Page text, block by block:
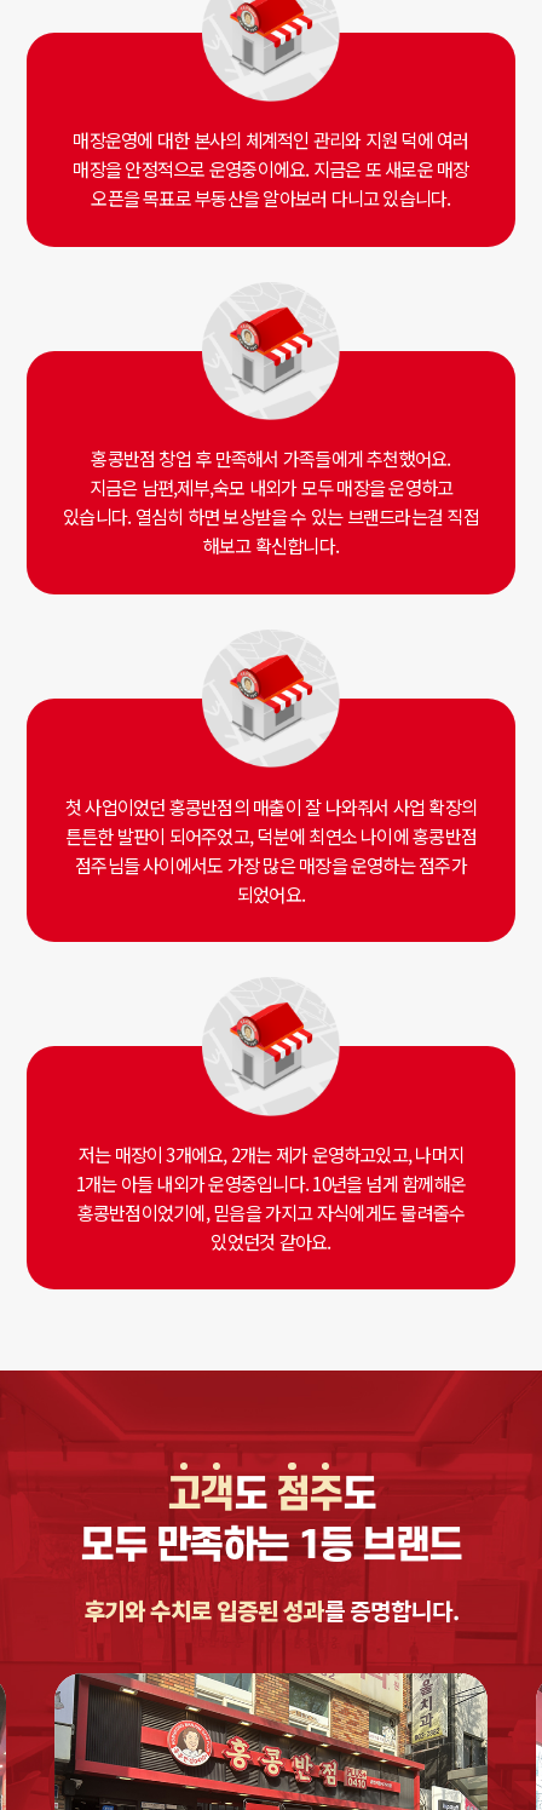
매장운영에 대한 본사의 체계적인 관리와 지원 덕에 여러
매장을 안정적으로 운영중이에요. 지금은 또 새로운 매장
오픈을 목표로 부동산을 알아보러 다니고 있습니다.
홍콩반점 창업 후 만족해서 가족들에게 추천했어요.
지금은 남편,제부,숙모 내외가 모두 매장을 운영하고
있습니다. 열심히 하면 보상받을 수 있는 브랜드라는걸 직접
해보고 확신합니다.
첫 사업이었던 홍콩반점의 매출이 잘 나와줘서 사업 확장의
튼튼한 발판이 되어주었고, 덕분에 최연소 나이에 홍콩반점
점주님들 사이에서도 가장 많은 매장을 운영하는 점주가
되었어요.
저는 매장이 3개에요, 2개는 제가 운영하고있고, 나머지
1개는 아들 내외가 운영중입니다. 10년을 넘게 함께해온
홍콩반점이었기에, 믿음을 가지고 자식에게도 물려줄수
있었던것 같아요.
고객도점주도
모두 만족하는 1등 브랜드
후기와 수치로 입증된 성과를 증명합니다.